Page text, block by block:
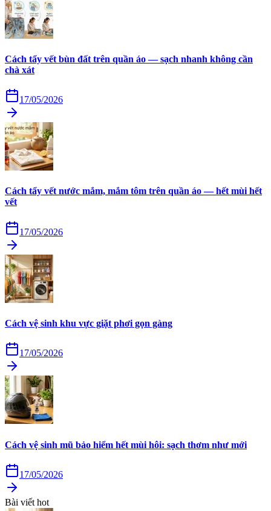
Cách tẩy vết bùn đất trên quần áo — sạch nhanh không cần
chà xát
17/05/2026
Cách tẩy vết nước mắm, mắm tôm trên quần áo — hết mùi hết
vết
17/05/2026
Cách vệ sinh khu vực giặt phơi gọn gàng
17/05/2026
Cách vệ sinh mũ bảo hiểm hết mùi hôi: sạch thơm như mới
17/05/2026
Bài viết hot